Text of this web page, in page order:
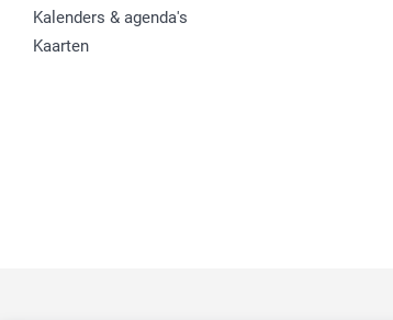
Kalenders & agenda's
Kaarten